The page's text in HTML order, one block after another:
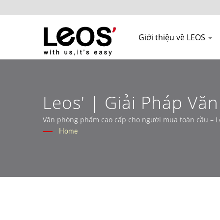
Giới thiệu về LEOS
Leos' | Giải Pháp Văn Phòng Phẩm OEM Được Xây Dựng Cho Thị
Trường Bán Lẻ Và
Văn phòng phẩm cao cấp cho người mua toàn cầu –
Home